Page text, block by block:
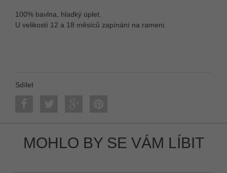
100% bavlna, hladký úplet.
U velikostí 12 a 18 měsíců zapínání na rameni.
Sdílet
MOHLO BY SE VÁM LÍBIT